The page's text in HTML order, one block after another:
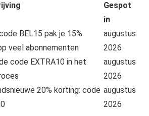
Gespot
in
BEL15 pak je 15%
veel abonnementen
augustus
2026
code EXTRA10 in het
augustus
2026
20% korting: code augustus
2026